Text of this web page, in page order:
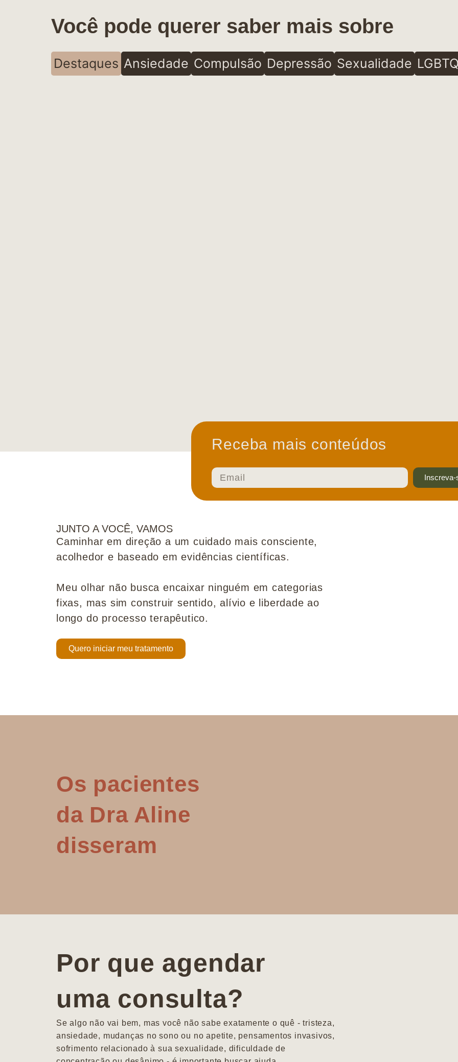
Você pode querer saber mais sobre
Destaques Ansiedade Compulsão Depressão Sexualidade
Receba mais conteúdos
Inscreva-
JUNTO A VOCÊ, VAMOS
Caminhar em direção a um cuidado mais consciente,
acolhedor e baseado em evidências científicas.
Meu olhar não busca encaixar ninguém em categorias
fixas, mas sim construir sentido, alívio e liberdade ao
longo do processo terapêutico.
Quero iniciar meu tratamento
Os pacientes
da Dra Aline
disseram
Por que agendar
uma consulta?
Se algo não vai bem, mas você não sabe exatamente o quê - tristeza,
ansiedade, mudanças no sono ou no apetite, pensamentos invasivos,
sofrimento relacionado à sua sexualidade, dificuldade de